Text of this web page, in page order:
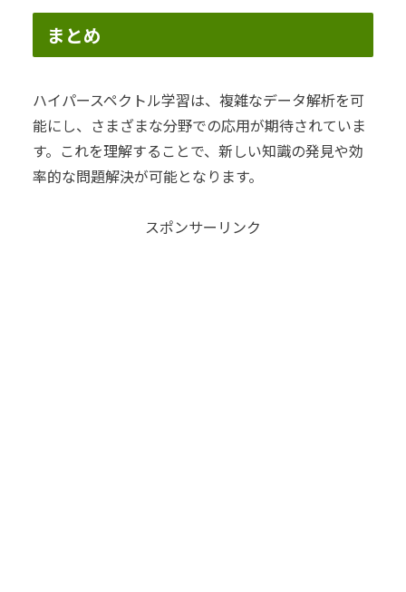
まとめ
ハイパースペクトル学習は、複雑なデータ解析を可
能にし、さまざまな分野での応用が期待されていま
す。これを理解することで、新しい知識の発見や効
率的な問題解決が可能となります。
スポンサーリンク